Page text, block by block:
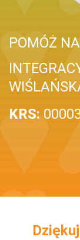
POMÓŻ
KRS: